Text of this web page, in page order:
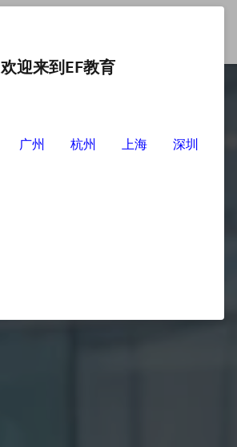
欢迎来到EF教育
广州 杭州 上海
深圳